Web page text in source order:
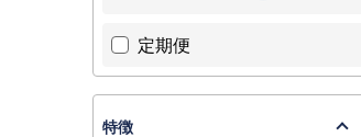
定期便
特徴